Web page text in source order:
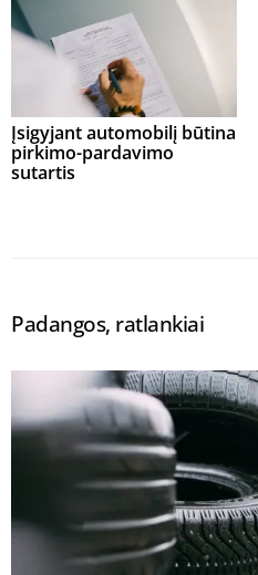
Įsigyjant automobilį būtina
pirkimo-pardavimo
sutartis
Padangos, ratlankiai